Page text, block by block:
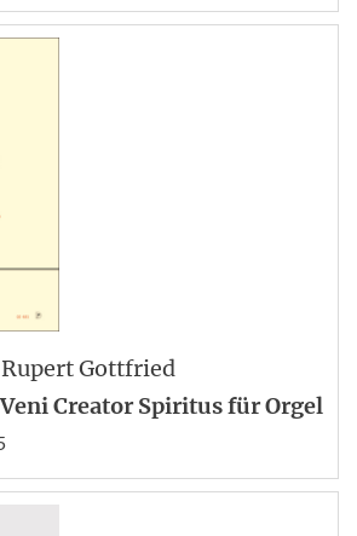
Rupert Gottfried
Creator Spiritus für Orgel